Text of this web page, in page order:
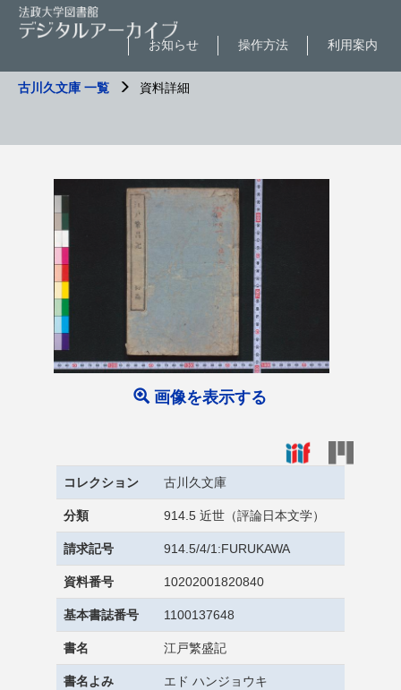
利用案内
操作方法
お知らせ
古川久文庫 一覧 資料詳細
画像を表示する
コレクション 古川久文庫
分類 914.5 近世（評論日本文学）
請求記号 914.5/4/1:FURUKAWA
資料番号 10202001820840
基本書誌番号 1100137648
書名 江戸繁盛記
書名よみ エド ハンジョウキ